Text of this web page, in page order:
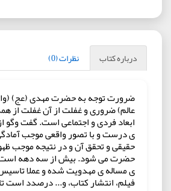
درباره کتاب نظرات (0)
ضرورت توجه به حضرت مهدی (عج)
عالم) ضروری و غفلت از آن غفلت از
ابعاد فردی و اجتماعی است. گفت
ی درست و با تصور واقعی موجب
حقیقی و تحقق آن و در نتیجه موجب
حضرت می شود. بیش از سه دهه
ی مساله ی مهدویت شده و عملا
فیلم، انتشار کتاب، و... درصدد است